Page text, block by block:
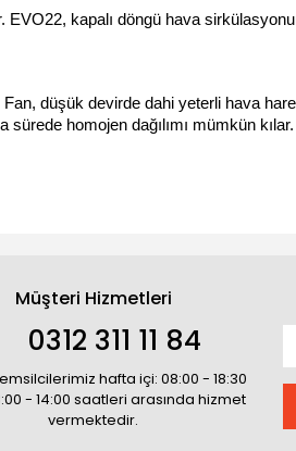
EVO22, kapalı döngü hava
düşük devirde dahi yeterli hava
sürede homojen dağılımı mümkün kılar.
Müşteri Hizmetleri
0312 311 11 84
hafta içi: 08:00 - 18:30
- 14:00 saatleri arasında hizmet
vermektedir.